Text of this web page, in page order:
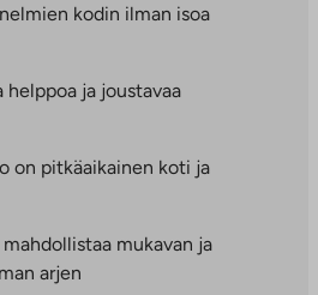
k
k
a
kodin ilman isoa
helppoa ja joustavaa
on pitkäaikainen koti ja
mukavan ja
arjen